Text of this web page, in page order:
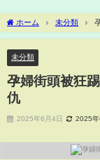
ホーム 未分類
未分類
孕婦街頭被狂
仇
2025年6月4日 2025年